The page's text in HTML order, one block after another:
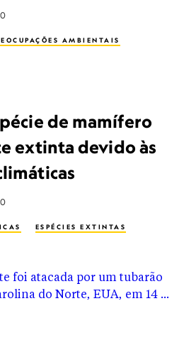
AMBIENTAIS
de mamífero
extinta devido às
ESPÉCIES EXTINTAS